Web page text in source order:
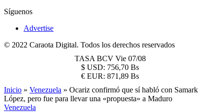
Síguenos
Advertise
© 2022 Caraota Digital. Todos los derechos reservados
TASA BCV Vie 07/08
$ USD: 756,70 Bs
€ EUR: 871,89 Bs
Inicio » Venezuela » Ocariz confirmó que sí habló con Samark
López, pero fue para llevar una «propuesta» a Maduro
Venezuela